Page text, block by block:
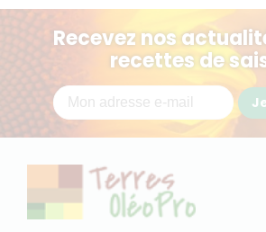
Recevez nos
recettes de